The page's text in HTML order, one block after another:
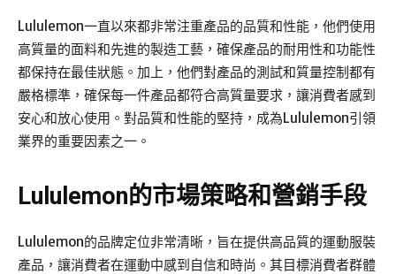
Lululemon一直以來都非常注重產品的品質和性能，他們使用
高質量的面料和先進的製造工藝，確保產品的耐用性和功能性
都保持在最佳狀態。加上，他們對產品的測試和質量控制都有
嚴格標準，確保每一件產品都符合高質量要求，讓消費者感到
安心和放心使用。對品質和性能的堅持，成為Lululemon引領
業界的重要因素之一。
Lululemon的市場策略和營銷手段
Lululemon的品牌定位非常清晰，旨在提供高品質的運動服裝
產品，讓消費者在運動中感到自信和時尚。其目標消費者群體